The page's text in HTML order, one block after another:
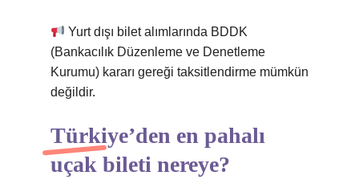
Yurt dışı bilet alımlarında BDDK
(Bankacılık Düzenleme ve Denetleme
Kurumu) kararı gereği taksitlendirme mümkün
değildir.
Türkiye’den en pahalı
uçak bileti nereye?